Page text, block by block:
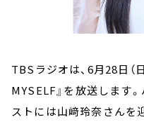
TBSラジオは、6月28日（
MYSELF』を放送します
ストには山﨑玲奈さんを